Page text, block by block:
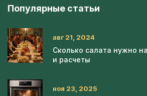
Популярные статьи
авг 21, 2024
Сколько салата нужно
и расчеты
ноя 23, 2025